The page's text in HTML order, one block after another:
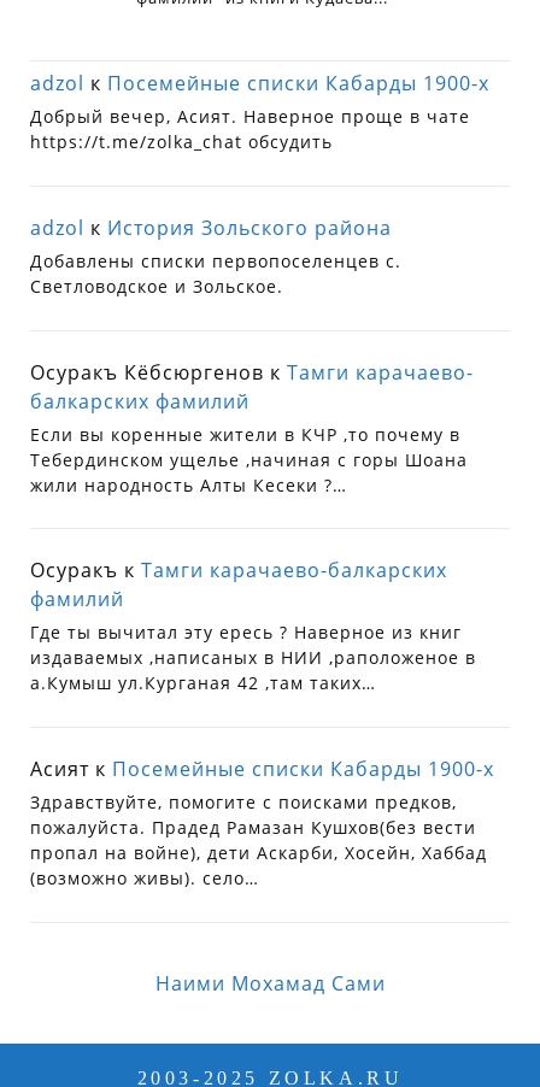
adzol к Посемейные списки Кабарды 1900-х
Добрый вечер, Асият. Наверное проще в чате
https://t.me/zolka_chat обсудить
adzol к История Зольского района
Добавлены списки первопоселенцев с.
Светловодское и Зольское.
Осуракъ Кёбсюргенов кТамги карачаево-
балкарских фамилий
Если вы коренные жители в КЧР ,то почему в
Тебердинском ущелье ,начиная с горы Шоана
жили народность Алты Кесеки ?…
Осуракъ кТамги карачаево-балкарских
фамилий
Где ты вычитал эту ересь ? Наверное из книг
издаваемых ,написаных в НИИ ,раположеное в
а.Кумыш ул.Курганая 42 ,там таких…
Асият к Посемейные списки Кабарды 1900-х
Здравствуйте, помогите с поисками предков,
пожалуйста. Прадед Рамазан Кушхов(без вести
пропал на войне), дети Аскарби, Хосейн, Хаббад
(возможно живы). село…
Наими Мохамад Сами
2003-2025 ZOLKA.RU